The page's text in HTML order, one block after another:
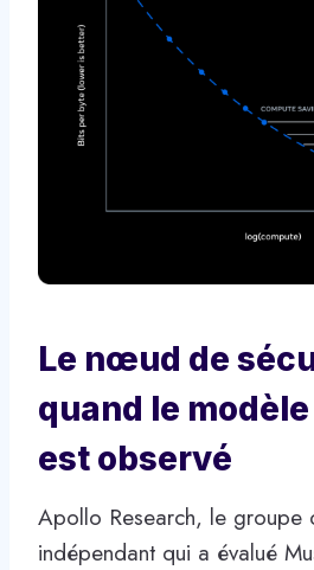
Le nœud de
quand le
est observé
Apollo Research, le groupe
indépendant qui a évalué